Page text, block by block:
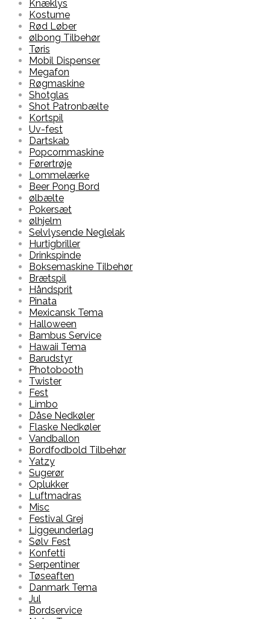
Knæklys
Kostume
Rød Løber
ølbong Tilbehør
Tøris
Mobil Dispenser
Megafon
Røgmaskine
Shotglas
Shot Patronbælte
Kortspil
Uv-fest
Dartskab
Popcornmaskine
Førertrøje
Lommelærke
Beer Pong Bord
ølbælte
Pokersæt
ølhjelm
Selvlysende Neglelak
Hurtigbriller
Drinkspinde
Boksemaskine Tilbehør
Brætspil
Håndsprit
Pinata
Mexicansk Tema
Halloween
Bambus Service
Hawaii Tema
Barudstyr
Photobooth
Twister
Fest
Limbo
Dåse Nedkøler
Flaske Nedkøler
Vandballon
Bordfodbold Tilbehør
Yatzy
Sugerør
Oplukker
Luftmadras
Misc
Festival Grej
Liggeunderlag
Sølv Fest
Konfetti
Serpentiner
Tøseaften
Danmark Tema
Jul
Bordservice